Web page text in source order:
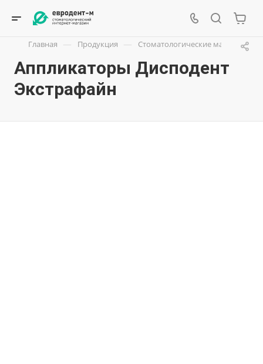
Главная — Продукция — Стоматологические материалы
Аппликаторы Дисподент
Экстрафайн